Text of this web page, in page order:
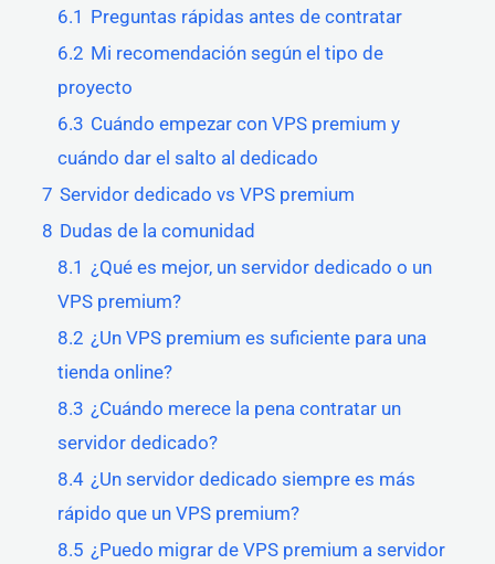
6.1 Preguntas rápidas antes de contratar
6.2 Mi recomendación según el tipo de
proyecto
6.3 Cuándo empezar con VPS premium y
cuándo dar el salto al dedicado
7 Servidor dedicado vs VPS premium
8 Dudas de la comunidad
8.1 ¿Qué es mejor, un servidor dedicado o un
VPS premium?
8.2 ¿Un VPS premium es suficiente para una
tienda online?
8.3 ¿Cuándo merece la pena contratar un
servidor dedicado?
8.4 ¿Un servidor dedicado siempre es más
rápido que un VPS premium?
8.5 ¿Puedo migrar de VPS premium a servidor